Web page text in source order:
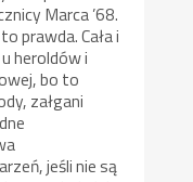
Marca ’68.
prawda. Cała i
heroldów i
bo to
załgani
jeśli nie są